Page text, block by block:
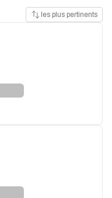
les plus pertinents